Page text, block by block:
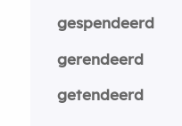
gespendeerd
gerendeerd
getendeerd